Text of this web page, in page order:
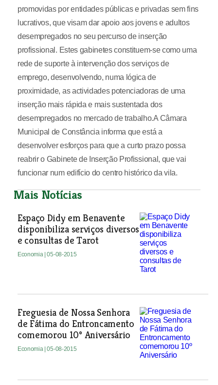
promovidas por entidades públicas e privadas sem fins
lucrativos, que visam dar apoio aos jovens e adultos
desempregados no seu percurso de inserção
profissional. Estes gabinetes constituem-se como uma
rede de suporte à intervenção dos serviços de
emprego, desenvolvendo, numa lógica de
proximidade, as actividades potenciadoras de uma
inserção mais rápida e mais sustentada dos
desempregados no mercado de trabalho.A Câmara
Municipal de Constância informa que está a
desenvolver esforços para que a curto prazo possa
reabrir o Gabinete de Inserção Profissional, que vai
funcionar num edifício do centro histórico da vila.
Mais Notícias
Espaço Didy em Benavente
disponibiliza serviços diversos
e consultas de Tarot
Economia | 05-08-2015
Freguesia de Nossa Senhora
de Fátima do Entroncamento
comemorou 10º Aniversário
Economia | 05-08-2015